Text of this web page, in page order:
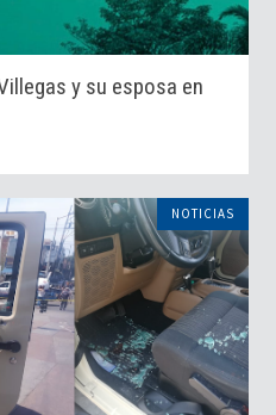
y su esposa en
NOTICIAS